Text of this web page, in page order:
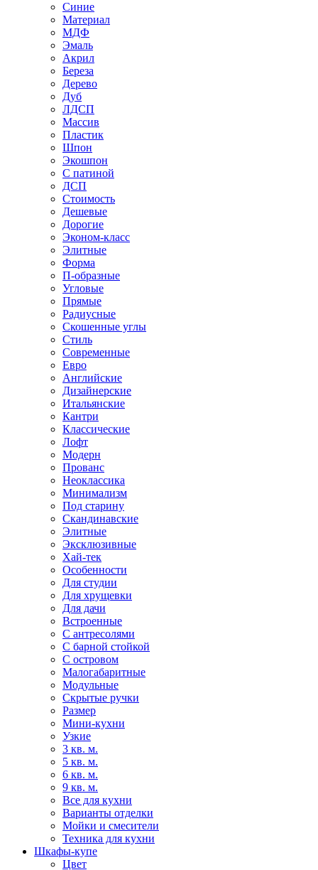
Синие
Материал
МДФ
Эмаль
Акрил
Береза
Дерево
Дуб
ЛДСП
Массив
Пластик
Шпон
Экошпон
С патиной
ДСП
Стоимость
Дешевые
Дорогие
Эконом-класс
Элитные
Форма
П-образные
Угловые
Прямые
Радиусные
Скошенные углы
Стиль
Современные
Евро
Английские
Дизайнерские
Итальянские
Кантри
Классические
Лофт
Модерн
Прованс
Неоклассика
Минимализм
Под старину
Скандинавские
Элитные
Эксклюзивные
Хай-тек
Особенности
Для студии
Для хрущевки
Для дачи
Встроенные
С антресолями
С барной стойкой
С островом
Малогабаритные
Модульные
Скрытые ручки
Размер
Мини-кухни
Узкие
3 кв. м.
5 кв. м.
6 кв. м.
9 кв. м.
Все для кухни
Варианты отделки
Мойки и смесители
Техника для кухни
Шкафы-купе
Цвет